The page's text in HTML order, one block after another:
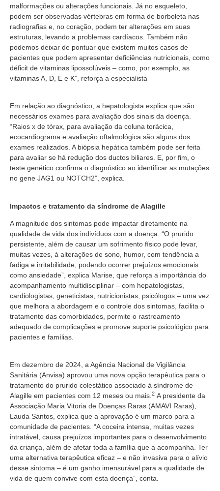
malformações ou alterações funcionais. Já no esqueleto,
podem ser observadas vértebras em forma de borboleta nas
radiografias e, no coração, podem ter alterações em suas
estruturas, levando a problemas cardíacos. Também não
podemos deixar de pontuar que existem muitos casos de
pacientes que podem apresentar deficiências nutricionais, como
déficit de vitaminas lipossolúveis – como, por exemplo, as
vitaminas A, D, E e K”, reforça a especialista
Em relação ao diagnóstico, a hepatologista explica que são
necessários exames para avaliação dos sinais da doença.
“Raios x de tórax, para avaliação da coluna torácica,
ecocardiograma e avaliação oftalmológica são alguns dos
exames realizados. A biópsia hepática também pode ser feita
para avaliar se há redução dos ductos biliares. E, por fim, o
teste genético confirma o diagnóstico ao identificar as mutações
no gene JAG1 ou NOTCH2”, explica.
Impactos e tratamento da síndrome de Alagille
A magnitude dos sintomas pode impactar diretamente na
qualidade de vida dos indivíduos com a doença. “O prurido
persistente, além de causar um sofrimento físico pode levar,
muitas vezes, à alterações de sono, humor, com tendência a
fadiga e irritabilidade, podendo ocorrer prejuízos emocionais
como ansiedade”, explica Marise, que reforça a importância do
acompanhamento multidisciplinar – com hepatologistas,
cardiologistas, geneticistas, nutricionistas, psicólogos – uma vez
que melhora a abordagem e o controle dos sintomas, facilita o
tratamento das comorbidades, permite o rastreamento
adequado de complicações e promove suporte psicológico para
pacientes e famílias.
Em dezembro de 2024, a Agência Nacional de Vigilância
Sanitária (Anvisa) aprovou uma nova opção terapêutica para o
tratamento do prurido colestático associado à síndrome de
Alagille em pacientes com 12 meses ou mais.2 A presidente da
Associação Maria Vitoria de Doenças Raras (AMAVI Raras),
Lauda Santos, explica que a aprovação é um marco para a
comunidade de pacientes. “A coceira intensa, muitas vezes
intratável, causa prejuízos importantes para o desenvolvimento
da criança, além de afetar toda a família que a acompanha. Ter
uma alternativa terapêutica eficaz – e não invasiva para o alívio
desse sintoma – é um ganho imensurável para a qualidade de
vida de quem convive com esta doença”, conta.